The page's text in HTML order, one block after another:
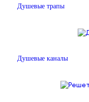
Душевые трапы
Душевые каналы